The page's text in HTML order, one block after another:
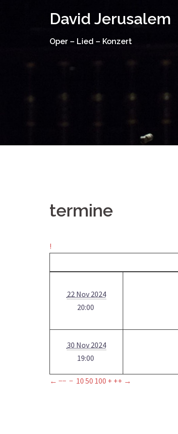
David Jerusalem
Oper – Lied – Konzert
termine
!
22 Nov 2024
20:00
30 Nov 2024
19:00
← −− − 10 50 100 + ++ →